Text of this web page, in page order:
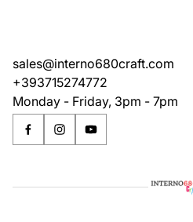
sales@interno680craft.com
+393715274772
Monday - Friday, 3pm - 7pm